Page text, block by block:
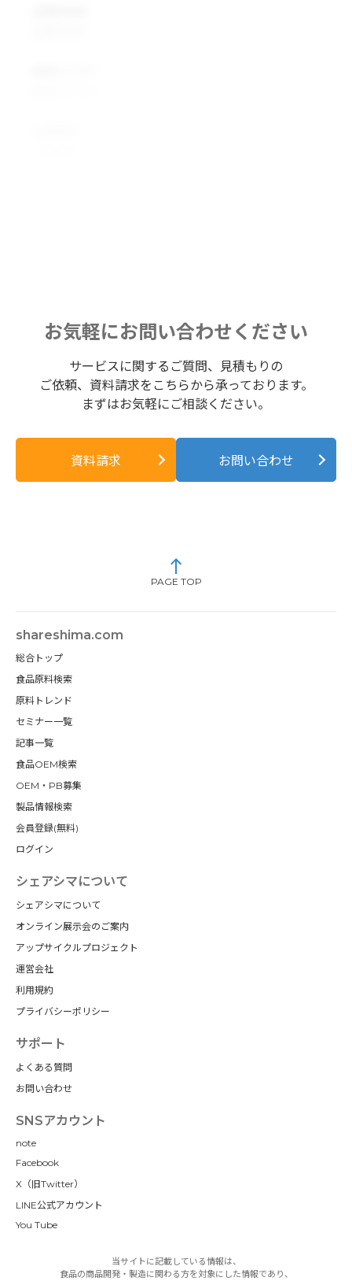
お気軽にお問い合わせください
サービスに関するご質問、見積もりの
ご依頼、資料請求をこちらから承っております。
まずはお気軽にご相談ください。
資料請求 お問い合わせ
PAGE TOP
shareshima.com
総合トップ
食品原料検索
原料トレンド
セミナー一覧
記事一覧
食品OEM検索
OEM・PB募集
製品情報検索
会員登録(無料)
ログイン
シェアシマについて
シェアシマについて
オンライン展示会のご案内
アップサイクルプロジェクト
運営会社
利用規約
プライバシーポリシー
サポート
よくある質問
お問い合わせ
SNSアカウント
note
Facebook
X（旧Twitter）
LINE公式アカウント
You Tube
当サイトに記載している情報は、
食品の商品開発・製造に関わる方を対象にした情報であり、